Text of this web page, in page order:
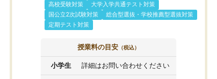
高校受験対策
大学入学共通テスト対策
国公立2次試験対策
総合型選抜・学校推薦型選抜対策
定期テスト対策
授業料の目安 （税込）
小学生 詳細はお問い合わせください